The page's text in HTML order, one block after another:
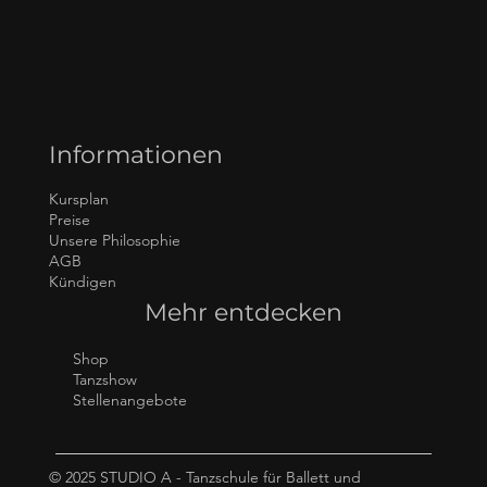
Informationen
Kursplan
Preise
Unsere Philosophie
AGB
Kündigen
Mehr entdecken
Shop
Tanzshow
Stellenangebote
© 2025 STUDIO A - Tanzschule für Ballett und